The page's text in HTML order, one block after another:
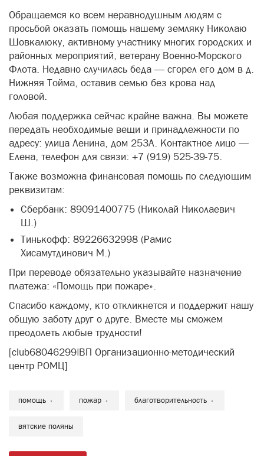
Обращаемся ко всем неравнодушным людям с
просьбой оказать помощь нашему земляку Николаю
Шовкалюку, активному участнику многих городских и
районных мероприятий, ветерану Военно-Морского
Флота. Недавно случилась беда — сгорел его дом в д.
Нижняя Тойма, оставив семью без крова над
головой.
Любая поддержка сейчас крайне важна. Вы можете
передать необходимые вещи и принадлежности по
адресу: улица Ленина, дом 253А. Контактное лицо —
Елена, телефон для связи: +7 (919) 525-39-75.
Также возможна финансовая помощь по следующим
реквизитам:
Сбербанк: 89091400775 (Николай Николаевич
Ш.)
Тинькофф: 89226632998 (Рамис
Хисамутдинович М.)
При переводе обязательно указывайте назначение
платежа: «Помощь при пожаре».
Спасибо каждому, кто откликнется и поддержит нашу
общую заботу друг о друге. Вместе мы сможем
преодолеть любые трудности!
[club68046299|ВП Организационно-методический
центр РОМЦ]
помощь пожар благотворительность
вятские поляны